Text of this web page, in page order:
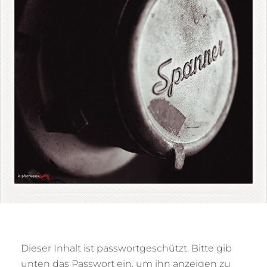
Dieser Inhalt ist passwortgeschützt. Bitte gib
unten das Passwort ein, um ihn anzeigen zu